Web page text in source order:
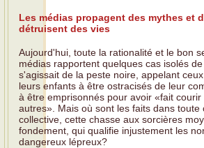
Les médias propagent des mythes et
détruisent des vies
Aujourd'hui, toute la rationalité et le bon
médias rapportent quelques cas isolés
s'agissait de la peste noire, appelant
leurs enfants à être ostracisés de leur
à être emprisonnés pour avoir «fait
autres». Mais où sont les faits dans toute
collective, cette chasse aux sorcières
fondement, qui qualifie injustement les
dangereux lépreux?